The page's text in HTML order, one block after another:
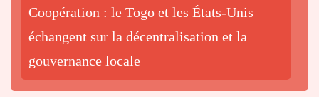
Coopération : le Togo et les États-Unis
échangent sur la décentralisation et la
gouvernance locale